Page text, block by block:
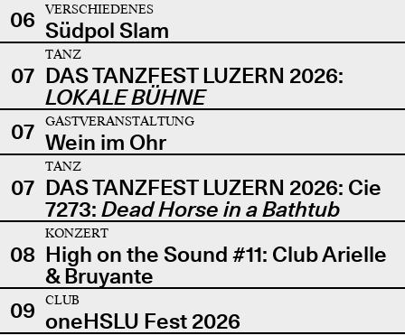
06
VERSCHIEDENES
Südpol Slam
07
TANZ
DAS TANZFEST LUZERN 2026:
LOKALE BÜHNE
07
GASTVERANSTALTUNG
Wein im Ohr
07
TANZ
DAS TANZFEST LUZERN 2026: Cie
7273: Dead Horse in a Bathtub
08
KONZERT
High on the Sound #11: Club Arielle
& Bruyante
09
CLUB
oneHSLU Fest 2026